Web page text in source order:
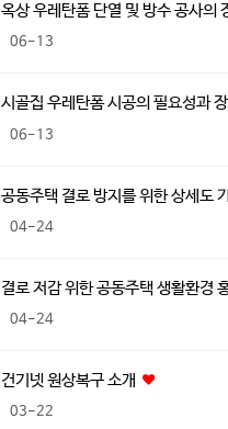
옥상 우레탄폼 단열 및 방수 공사의
06-13
시골집 우레탄폼 시공의 필요성과
06-13
공동주택 결로 방지를 위한 상세도
04-24
결로 저감 위한 공동주택 생활환경
04-24
건기넷 원상복구 소개
03-22